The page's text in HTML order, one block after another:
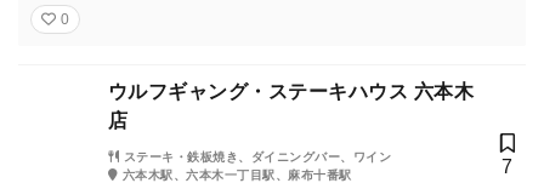
0
ウルフギャング・ステーキハウス 六本木
店
ステーキ・鉄板焼き、ダイニングバー、ワイン
六本木駅、六本木一丁目駅、麻布十番駅
7